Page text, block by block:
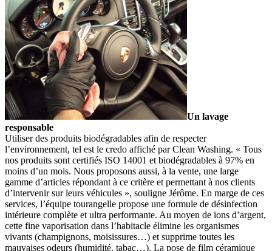
Un lavage
responsable
Utiliser des produits biodégradables afin de respecter
l’environnement, tel est le credo affiché par Clean Washing. « Tous
nos produits sont certifiés ISO 14001 et biodégradables à 97% en
moins d’un mois. Nous proposons aussi, à la vente, une large
gamme d’articles répondant à ce critère et permettant à nos clients
d’intervenir sur leurs véhicules », souligne Jérôme. En marge de ces
services, l’équipe tourangelle propose une formule de désinfection
intérieure complète et ultra performante. Au moyen de ions d’argent,
cette fine vaporisation dans l’habitacle élimine les organismes
vivants (champignons, moisissures…) et supprime toutes les
mauvaises odeurs (humidité, tabac…). La pose de film céramique